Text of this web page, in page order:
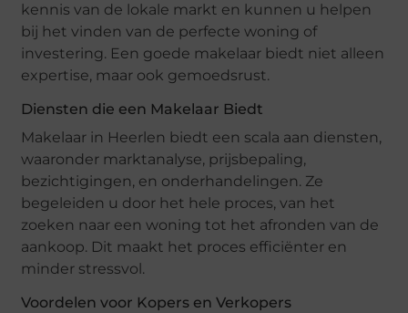
kennis van de lokale markt en kunnen u helpen
bij het vinden van de perfecte woning of
investering. Een goede makelaar biedt niet alleen
expertise, maar ook gemoedsrust.
Diensten die een Makelaar Biedt
Makelaar in Heerlen biedt een scala aan diensten,
waaronder marktanalyse, prijsbepaling,
bezichtigingen, en onderhandelingen. Ze
begeleiden u door het hele proces, van het
zoeken naar een woning tot het afronden van de
aankoop. Dit maakt het proces efficiënter en
minder stressvol.
Voordelen voor Kopers en Verkopers